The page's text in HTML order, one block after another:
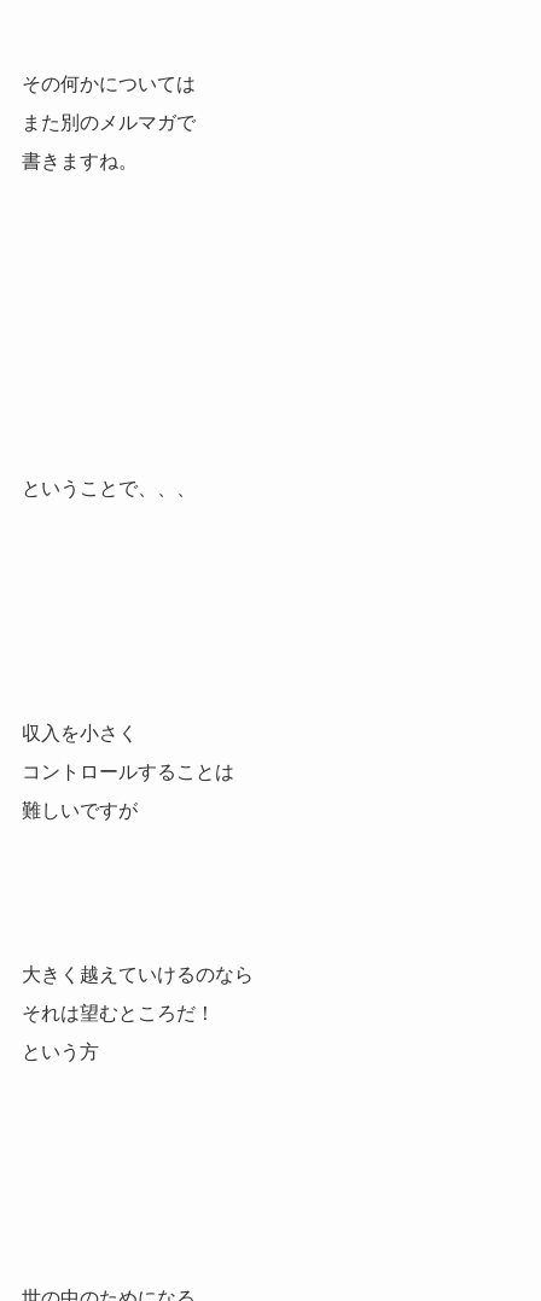
その何かについては
また別のメルマガで
書きますね。
ということで、、、
収入を小さく
コントロールすることは
難しいですが
大きく越えていけるのなら
それは望むところだ！
という方